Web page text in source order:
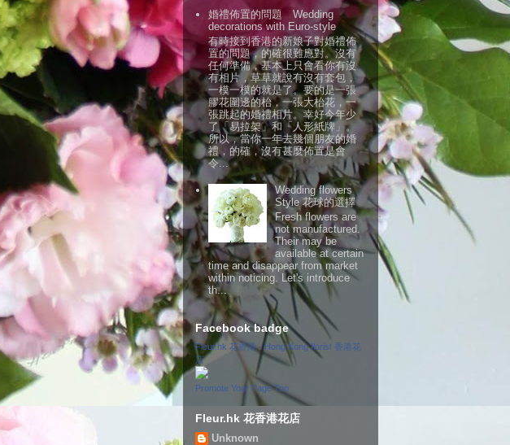
婚禮佈置的問題 Wedding
decorations with Euro-style
有時接到香港的新娘子對婚禮佈
置的問題，的確很難應對。沒有
任何準備，基本上只會看你有沒
有相片，草草就說有沒有套包，
一模一模的就是了。要的是一張
膠花圍邊的枱，一張大枱花，一
張跳起的婚禮相片。幸好今年少
了「易拉架」和「人形紙牌」。
所以，當你一年去幾個朋友的婚
禮，的確，沒有甚麼佈置是會
令...
Wedding flowers
Style 花球的選擇
Fresh flowers are
not manufactured.
Their may be
available at certain
time and disappear from market
within noticing. Let's introduce
th...
Facebook badge
Fleur.hk 花香港 - Hong Kong florist 香港花
店
Promote Your Page Too
Fleur.hk 花香港花店
Unknown